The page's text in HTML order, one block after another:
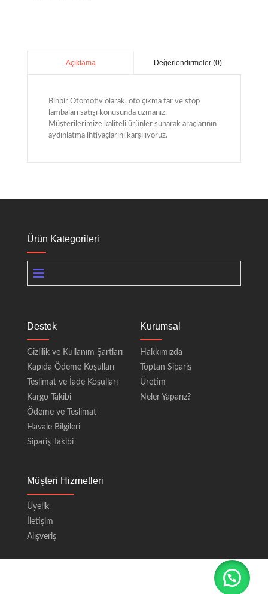
Açıklama Değerlendirmeler (0)
Binbir Otomotiv olarak, oto çıkma far ve stop
lambaları satışı konusunda uzmanız.
Müşterilerimize kaliteli ürünler sunarak araçlarının
aydınlatma ihtiyaçlarını karşılıyoruz.
Ürün Kategorileri
Destek
Gizlilik ve Kullanım Şartları
Kapıda Ödeme Koşulları
Teslimat ve İade Koşulları
Kargo Takibi
Ödeme ve Teslimat
Havale Bilgileri
Sipariş Takibi
Kurumsal
Hakkımızda
Toptan Sipariş
Üretim
Neler Yaparız?
Müşteri Hizmetleri
Üyelik
İletişim
Alışveriş